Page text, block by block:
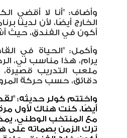
وأضاف: "أنا لا أقضي
الخارج أيضًا، لأن لدينا
أكون في الفندق، حيث
وأكمل: "الحياة في
يرام، هذا مناسب لي،
دقائق، حسب حركة
واختتم كولر حديثه:
مع المنتخب الوطني،
ترك الزمن بصماته على